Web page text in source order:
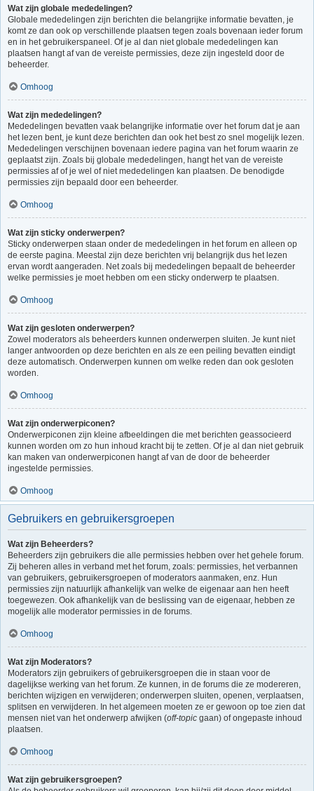
Wat zijn globale mededelingen?
Globale mededelingen zijn berichten die belangrijke informatie bevatten, je
komt ze dan ook op verschillende plaatsen tegen zoals bovenaan ieder forum
en in het gebruikerspaneel. Of je al dan niet globale mededelingen kan
plaatsen hangt af van de vereiste permissies, deze zijn ingesteld door de
beheerder.
Omhoog
Wat zijn mededelingen?
Mededelingen bevatten vaak belangrijke informatie over het forum dat je aan
het lezen bent, je kunt deze berichten dan ook het best zo snel mogelijk lezen.
Mededelingen verschijnen bovenaan iedere pagina van het forum waarin ze
geplaatst zijn. Zoals bij globale mededelingen, hangt het van de vereiste
permissies af of je wel of niet mededelingen kan plaatsen. De benodigde
permissies zijn bepaald door een beheerder.
Omhoog
Wat zijn sticky onderwerpen?
Sticky onderwerpen staan onder de mededelingen in het forum en alleen op
de eerste pagina. Meestal zijn deze berichten vrij belangrijk dus het lezen
ervan wordt aangeraden. Net zoals bij mededelingen bepaalt de beheerder
welke permissies je moet hebben om een sticky onderwerp te plaatsen.
Omhoog
Wat zijn gesloten onderwerpen?
Zowel moderators als beheerders kunnen onderwerpen sluiten. Je kunt niet
langer antwoorden op deze berichten en als ze een peiling bevatten eindigt
deze automatisch. Onderwerpen kunnen om welke reden dan ook gesloten
worden.
Omhoog
Wat zijn onderwerpiconen?
Onderwerpiconen zijn kleine afbeeldingen die met berichten geassocieerd
kunnen worden om zo hun inhoud kracht bij te zetten. Of je al dan niet gebruik
kan maken van onderwerpiconen hangt af van de door de beheerder
ingestelde permissies.
Omhoog
Gebruikers en gebruikersgroepen
Wat zijn Beheerders?
Beheerders zijn gebruikers die alle permissies hebben over het gehele forum.
Zij beheren alles in verband met het forum, zoals: permissies, het verbannen
van gebruikers, gebruikersgroepen of moderators aanmaken, enz. Hun
permissies zijn natuurlijk afhankelijk van welke de eigenaar aan hen heeft
toegewezen. Ook afhankelijk van de beslissing van de eigenaar, hebben ze
mogelijk alle moderator permissies in de forums.
Omhoog
Wat zijn Moderators?
Moderators zijn gebruikers of gebruikersgroepen die in staan voor de
dagelijkse werking van het forum. Ze kunnen, in de forums die ze modereren,
berichten wijzigen en verwijderen; onderwerpen sluiten, openen, verplaatsen,
splitsen en verwijderen. In het algemeen moeten ze er gewoon op toe zien dat
mensen niet van het onderwerp afwijken (off-topic gaan) of ongepaste inhoud
plaatsen.
Omhoog
Wat zijn gebruikersgroepen?